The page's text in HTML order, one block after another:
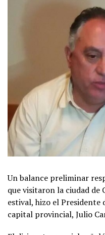
Un balance preliminar
que visitaron la ciudad
estival, hizo el Presidente
capital provincial, Julio